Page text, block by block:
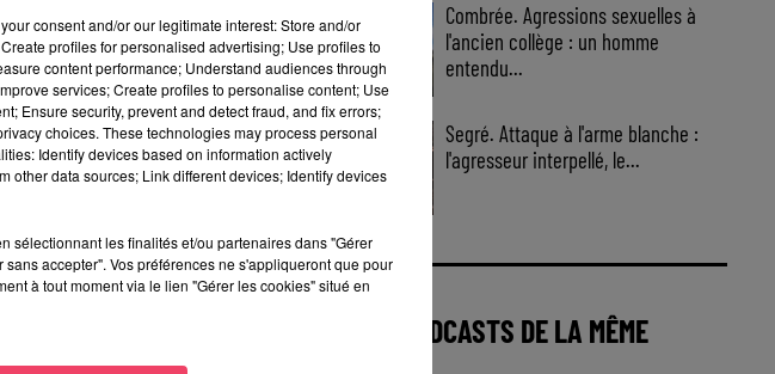
Combrée. Agressions sexuelles à
l'ancien collège : un homme
entendu...
Segré. Attaque à l'arme blanche :
l'agresseur interpellé, le...
AUTRES PODCASTS DE LA MÊME
consent and/or our legitimate interest: Store and/or
profiles for personalised advertising; Use profiles to
content performance; Understand audiences through
services; Create profiles to personalise content; Use
Ensure security, prevent and detect fraud, and fix errors;
choices. These technologies may process personal
Identify devices based on information actively
other data sources; Link different devices; Identify devices
sélectionnant les finalités et/ou partenaires dans "Gérer
accepter". Vos préférences ne s'appliqueront que pour
à tout moment via le lien "Gérer les cookies" situé en